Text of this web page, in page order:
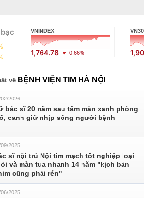
VNINDEX
1,764.78 -0.66%
VN30
về BỆNH VIỆN TIM HÀ NỘI
02/2026
bác sĩ 20 năm sau tấm màn xanh phòng
canh giữ nhịp sống người bệnh
09/2025
sĩ nội trú Nội tim mạch tốt nghiệp loại
và màn tua nhanh 14 năm "kịch bản
cũng phải rén"
06/2025